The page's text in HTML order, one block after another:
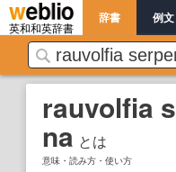
英和和英辞書
辞書 例文
rauvolfia
na とは
意味・読み方・使い方